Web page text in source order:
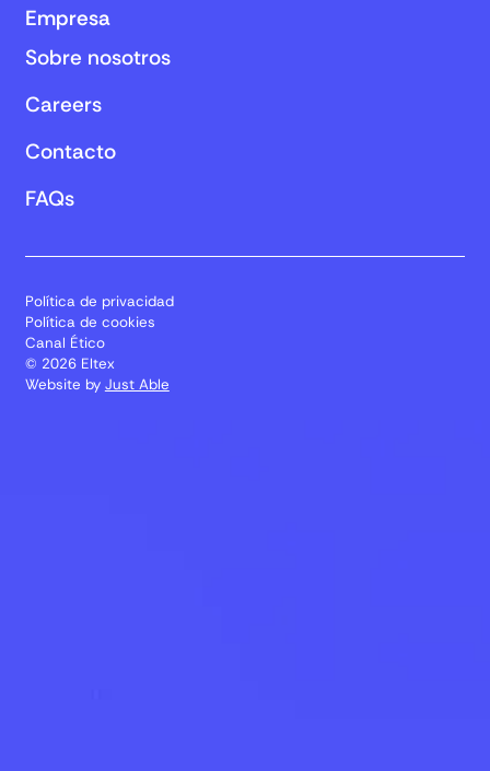
Empresa
Sobre nosotros
Careers
Contacto
FAQs
Política de privacidad
Política de cookies
Canal Ético
© 2026 Eltex
Website by Just Able